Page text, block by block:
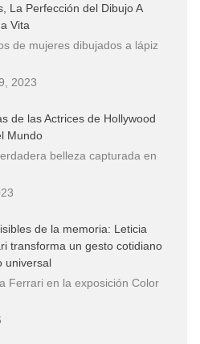
La Perfección del Dibujo A
Vita
de mujeres dibujados a lápiz
2023
de las Actrices de Hollywood
Mundo
belleza capturada en
de la memoria: Leticia
transforma un gesto cotidiano
universal
Ferrari en la exposición Color